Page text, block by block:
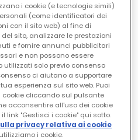
costi.
i cookie (e tecnologie simili)
(come identificatori dei
con il sito web) al fine di
sito, analizzare le prestazioni
e fornire annunci pubblicitari
e non possono essere
utilizzati solo previo consenso
ci aiutano a supportare
esperienza sul sito web. Puoi
cliccando sul pulsante
acconsentire all'uso dei cookie
link "Gestisci i cookie" qui sotto.
privacy relativa ai cookie
i cookie.